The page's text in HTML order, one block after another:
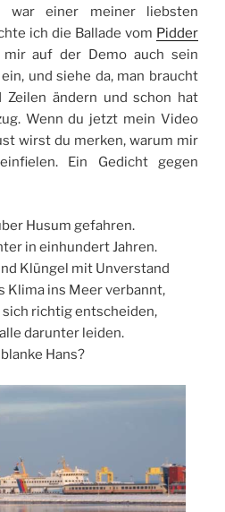
war einer meiner liebsten
ich die Ballade vom Pidder
auf der Demo auch sein
ein, und siehe da, man braucht
ändern und schon hat
Wenn du jetzt mein Video
wirst du merken, warum mir
Ein Gedicht gegen
Husum gefahren.
in einhundert Jahren.
Klüngel mit Unverstand
Klima ins Meer verbannt,
sich richtig entscheiden,
darunter leiden.
Hans?